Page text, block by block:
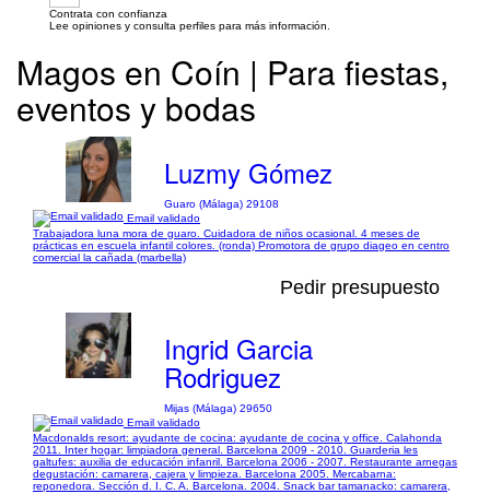
Contrata con confianza
Lee opiniones y consulta perfiles para más información.
Magos en Coín | Para fiestas,
eventos y bodas
Luzmy Gómez
Guaro (Málaga) 29108
Email validado
Trabajadora luna mora de guaro. Cuidadora de niños ocasional. 4 meses de
prácticas en escuela infantil colores. (ronda) Promotora de grupo diageo en centro
comercial la cañada (marbella)
Pedir presupuesto
Ingrid Garcia
Rodriguez
Mijas (Málaga) 29650
Email validado
Macdonalds resort: ayudante de cocina: ayudante de cocina y office. Calahonda
2011. Inter hogar: limpiadora general. Barcelona 2009 - 2010. Guarderia les
galtufes: auxilia de educación infanril. Barcelona 2006 - 2007. Restaurante arnegas
degustación: camarera, cajera y limpieza. Barcelona 2005. Mercabarna:
reponedora. Sección d. I. C. A. Barcelona. 2004. Snack bar tamanacko: camarera,